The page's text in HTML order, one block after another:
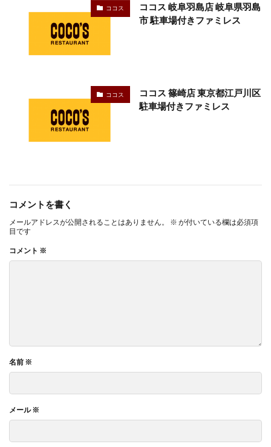
ココス
ココス 岐阜羽島店 岐阜県羽島
市 駐車場付きファミレス
ココス
ココス 篠崎店 東京都江戸川区
駐車場付きファミレス
コメントを書く
メールアドレスが公開されることはありません。 ※ が付いている欄は必須項
目です
コメント ※
名前 ※
メール※